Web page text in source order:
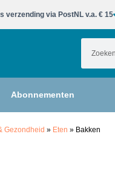
verzending via PostNL v.a. € 15
Abonnementen
Gezondheid » Eten » Bakken